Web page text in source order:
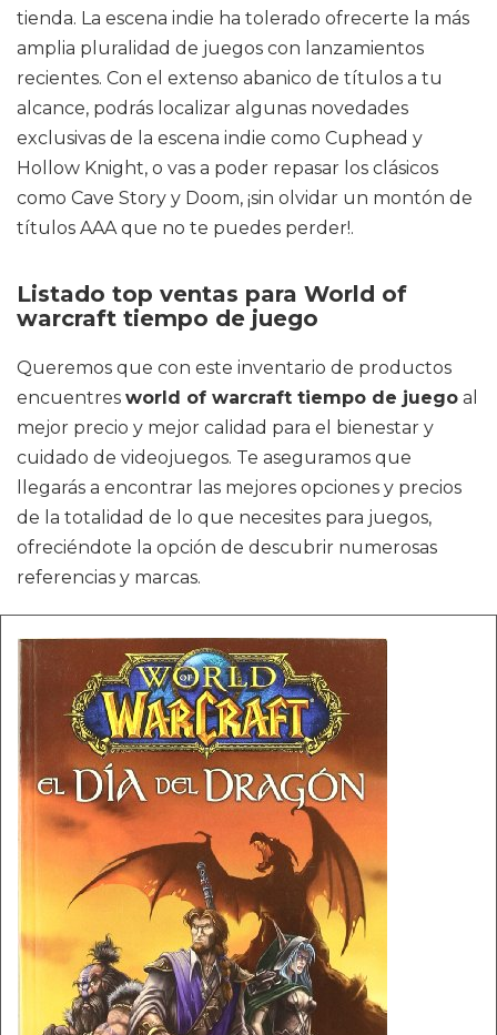
tienda. La escena indie ha tolerado ofrecerte la más
amplia pluralidad de juegos con lanzamientos
recientes. Con el extenso abanico de títulos a tu
alcance, podrás localizar algunas novedades
exclusivas de la escena indie como Cuphead y
Hollow Knight, o vas a poder repasar los clásicos
como Cave Story y Doom, ¡sin olvidar un montón de
títulos AAA que no te puedes perder!.
Listado top ventas para World of
warcraft tiempo de juego
Queremos que con este inventario de productos
encuentres world of warcraft tiempo de juego al
mejor precio y mejor calidad para el bienestar y
cuidado de videojuegos. Te aseguramos que
llegarás a encontrar las mejores opciones y precios
de la totalidad de lo que necesites para juegos,
ofreciéndote la opción de descubrir numerosas
referencias y marcas.